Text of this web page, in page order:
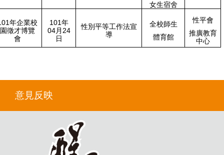
女生宿舍
年企業校
園徵才博覽
會
101年
04月24
日
性別平等工作法宣
導
全校師生
體育館
性平會
推廣教育
中心
意見反映